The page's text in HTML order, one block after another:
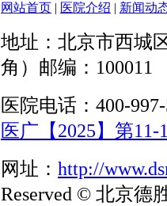
网站首页 医院介绍 新闻动
地址：北京市西城
角）邮编：100011
医院电话：400-
医广【2025】第11-
网址： http://
Reserved © 北京德